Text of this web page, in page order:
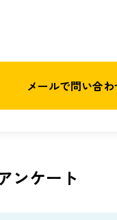
メールで問い合
ンケート